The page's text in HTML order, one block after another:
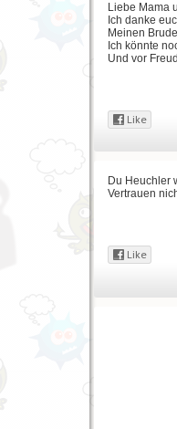
Liebe Mama
Ich danke
Meinen
Ich könnte
Und vor
Du Heuchler
Vertrauen